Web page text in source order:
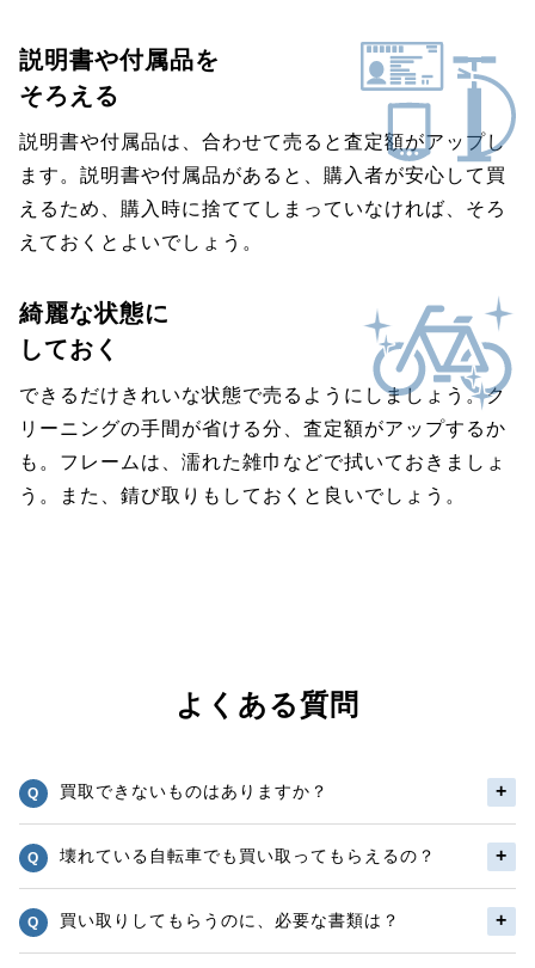
説明書や付属品を
そろえる
説明書や付属品は、合わせて売ると査定額がアップし
ます。説明書や付属品があると、購入者が安心して買
えるため、購入時に捨ててしまっていなければ、そろ
えておくとよいでしょう。
綺麗な状態に
しておく
できるだけきれいな状態で売るようにしましょう。ク
リーニングの手間が省ける分、査定額がアップするか
も。フレームは、濡れた雑巾などで拭いておきましょ
う。また、錆び取りもしておくと良いでしょう。
よくある質問
買取できないものはありますか？
壊れている自転車でも買い取ってもらえるの？
買い取りしてもらうのに、必要な書類は？